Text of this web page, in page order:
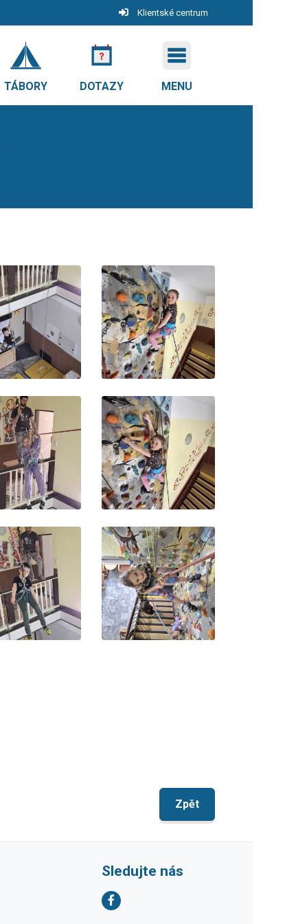
Klientské centrum
TÁBORY DOTAZY MENU
Zpět
Sledujte nás